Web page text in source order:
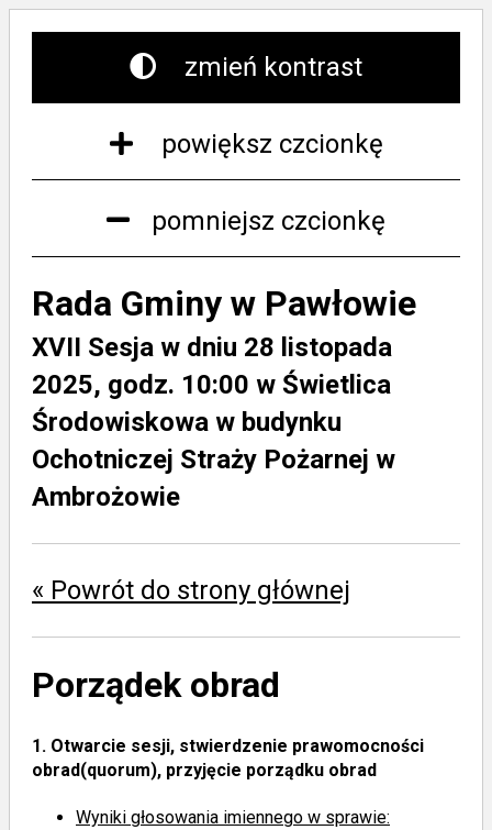
zmień kontrast
powiększ czcionkę
pomniejsz czcionkę
Rada Gminy w Pawłowie
XVII Sesja w dniu 28 listopada
2025, godz. 10:00 w Świetlica
Środowiskowa w budynku
Ochotniczej Straży Pożarnej w
Ambrożowie
« Powrót do strony głównej
Porządek obrad
1. Otwarcie sesji, stwierdzenie prawomocności
obrad(quorum), przyjęcie porządku obrad
Wyniki głosowania imiennego w sprawie: